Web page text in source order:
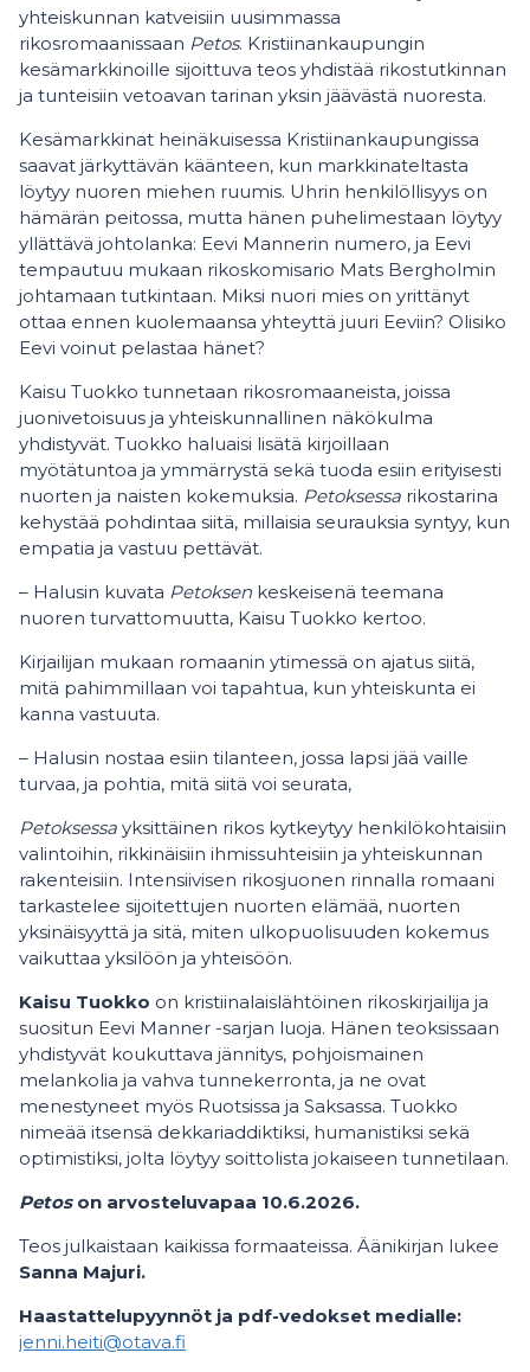
yhteiskunnan katveisiin uusimmassa
rikosromaanissaan Petos. Kristiinankaupungin
kesämarkkinoille sijoittuva teos yhdistää rikostutkinnan
ja tunteisiin vetoavan tarinan yksin jäävästä nuoresta.
Kesämarkkinat heinäkuisessa Kristiinankaupungissa
saavat järkyttävän käänteen, kun markkinateltasta
löytyy nuoren miehen ruumis. Uhrin henkilöllisyys on
hämärän peitossa, mutta hänen puhelimestaan löytyy
yllättävä johtolanka: Eevi Mannerin numero, ja Eevi
tempautuu mukaan rikoskomisario Mats Bergholmin
johtamaan tutkintaan. Miksi nuori mies on yrittänyt
ottaa ennen kuolemaansa yhteyttä juuri Eeviin? Olisiko
Eevi voinut pelastaa hänet?
Kaisu Tuokko tunnetaan rikosromaaneista, joissa
juonivetoisuus ja yhteiskunnallinen näkökulma
yhdistyvät. Tuokko haluaisi lisätä kirjoillaan
myötätuntoa ja ymmärrystä sekä tuoda esiin erityisesti
nuorten ja naisten kokemuksia. Petoksessa rikostarina
kehystää pohdintaa siitä, millaisia seurauksia syntyy, kun
empatia ja vastuu pettävät.
– Halusin kuvata Petoksen keskeisenä teemana
nuoren turvattomuutta, Kaisu Tuokko kertoo.
Kirjailijan mukaan romaanin ytimessä on ajatus siitä,
mitä pahimmillaan voi tapahtua, kun yhteiskunta ei
kanna vastuuta.
– Halusin nostaa esiin tilanteen, jossa lapsi jää vaille
turvaa, ja pohtia, mitä siitä voi seurata,
Petoksessa yksittäinen rikos kytkeytyy henkilökohtaisiin
valintoihin, rikkinäisiin ihmissuhteisiin ja yhteiskunnan
rakenteisiin. Intensiivisen rikosjuonen rinnalla romaani
tarkastelee sijoitettujen nuorten elämää, nuorten
yksinäisyyttä ja sitä, miten ulkopuolisuuden kokemus
vaikuttaa yksilöön ja yhteisöön.
Kaisu Tuokko on kristiinalaislähtöinen rikoskirjailija ja
suositun Eevi Manner -sarjan luoja. Hänen teoksissaan
yhdistyvät koukuttava jännitys, pohjoismainen
melankolia ja vahva tunnekerronta, ja ne ovat
menestyneet myös Ruotsissa ja Saksassa. Tuokko
nimeää itsensä dekkariaddiktiksi, humanistiksi sekä
optimistiksi, jolta löytyy soittolista jokaiseen tunnetilaan.
Petoson arvosteluvapaa 10.6.2026.
Teos julkaistaan kaikissa formaateissa. Äänikirjan lukee
Sanna Majuri.
Haastattelupyynnöt ja pdf-vedokset medialle:
jenni.heiti@otava.fi